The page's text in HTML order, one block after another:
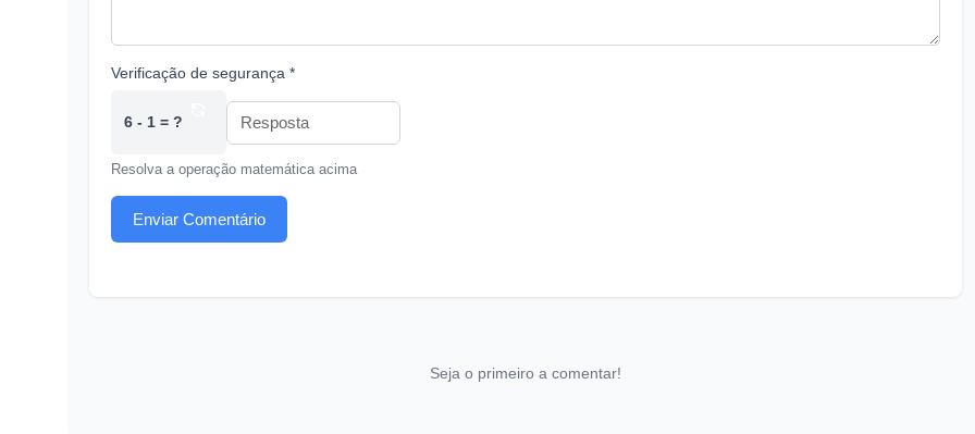
Verificação de segurança *
6 - 1 = ?
Resolva a operação matemática acima
Enviar Comentário
Seja o primeiro a comentar!